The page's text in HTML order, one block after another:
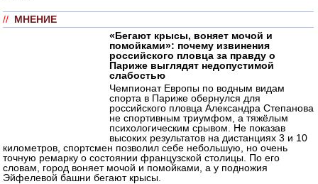
// МНЕНИЕ
«Бегают крысы, воняет мочой и
помойками»: почему извинения
российского пловца за правду о
Париже выглядят недопустимой
слабостью
Чемпионат Европы по водным видам
спорта в Париже обернулся для
российского пловца Александра Степанова
не спортивным триумфом, а тяжёлым
психологическим срывом. Не показав
высоких результатов на дистанциях 3 и 10
километров, спортсмен позволил себе небольшую, но очень
точную ремарку о состоянии французской столицы. По его
словам, город воняет мочой и помойками, а у подножия
Эйфелевой башни бегают крысы.